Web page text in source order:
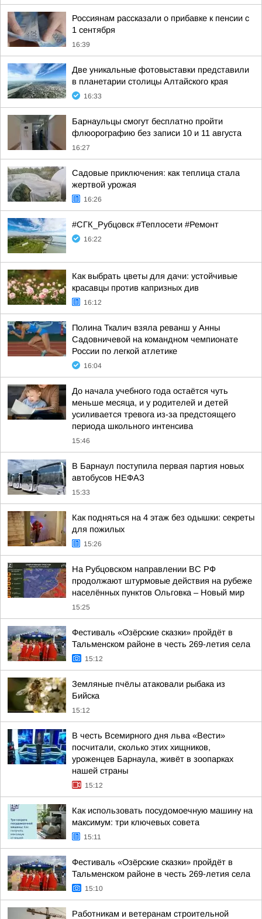
Россиянам рассказали о прибавке к пенсии с
1 сентября
16:39
Две уникальные фотовыставки представили
в планетарии столицы Алтайского края
16:33
Барнаульцы смогут бесплатно пройти
флюорографию без записи 10 и 11 августа
16:27
Садовые приключения: как теплица стала
жертвой урожая
16:26
#СГК_Рубцовск #Теплосети #Ремонт
16:22
Как выбрать цветы для дачи: устойчивые
красавцы против капризных див
16:12
Полина Ткалич взяла реванш у Анны
Садовничевой на командном чемпионате
России по легкой атлетике
16:04
До начала учебного года остаётся чуть
меньше месяца, и у родителей и детей
усиливается тревога из-за предстоящего
периода школьного интенсива
15:46
В Барнаул поступила первая партия новых
автобусов НЕФАЗ
15:33
Как подняться на 4 этаж без одышки: секреты
для пожилых
15:26
На Рубцовском направлении ВС РФ
продолжают штурмовые действия на рубеже
населённых пунктов Ольговка – Новый мир
15:25
Фестиваль «Озёрские сказки» пройдёт в
Тальменском районе в честь 269-летия села
15:12
Земляные пчёлы атаковали рыбака из
Бийска
15:12
В честь Всемирного дня льва «Вести»
посчитали, сколько этих хищников,
уроженцев Барнаула, живёт в зоопарках
нашей страны
15:12
Как использовать посудомоечную машину на
максимум: три ключевых совета
15:11
Фестиваль «Озёрские сказки» пройдёт в
Тальменском районе в честь 269-летия села
15:10
Работникам и ветеранам строительной